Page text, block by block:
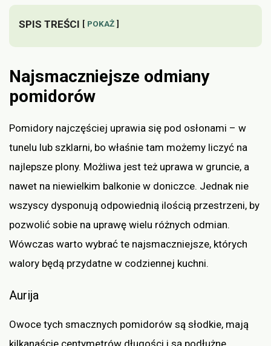
SPIS TREŚCI POKAŻ
Najsmaczniejsze odmiany
pomidorów
Pomidory najczęściej uprawia się pod osłonami – w
tunelu lub szklarni, bo właśnie tam możemy liczyć na
najlepsze plony. Możliwa jest też uprawa w gruncie, a
nawet na niewielkim balkonie w doniczce. Jednak nie
wszyscy dysponują odpowiednią ilością przestrzeni, by
pozwolić sobie na uprawę wielu różnych odmian.
Wówczas warto wybrać te najsmaczniejsze, których
walory będą przydatne w codziennej kuchni.
Aurija
Owoce tych smacznych pomidorów są słodkie, mają